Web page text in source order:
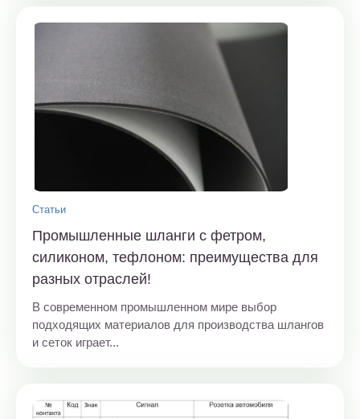
Статьи
Промышленные шланги с фетром,
силиконом, тефлоном: преимущества для
разных отраслей!
В современном промышленном мире выбор
подходящих материалов для производства шлангов
и сеток играет...